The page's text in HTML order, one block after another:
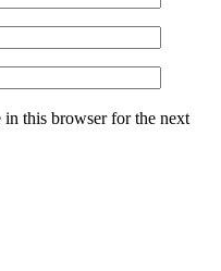
in this browser for the next